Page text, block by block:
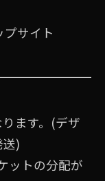
サイト
ます。(デザ
)
ットの分配が